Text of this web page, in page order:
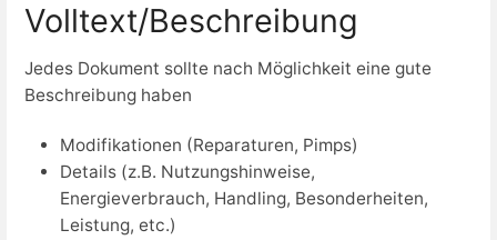
Volltext/Beschreibung
Jedes Dokument sollte nach Möglichkeit eine gute
Beschreibung haben
Modifikationen (Reparaturen, Pimps)
Details (z.B. Nutzungshinweise,
Energieverbrauch, Handling, Besonderheiten,
Leistung, etc.)